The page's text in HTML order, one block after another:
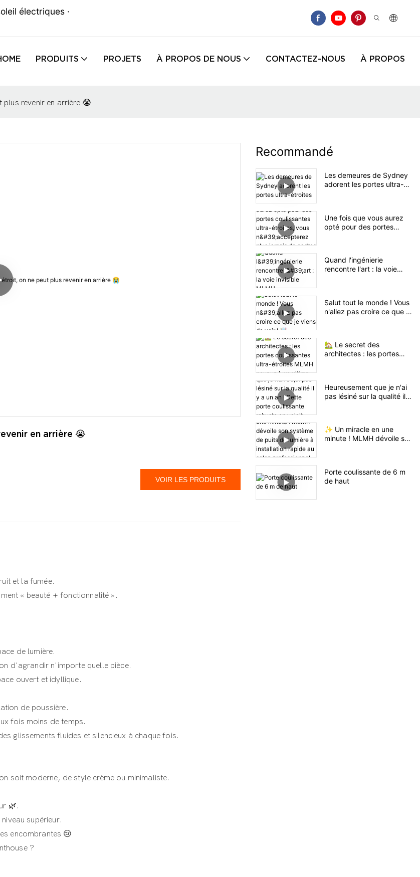
électriques ·
PRODUITS PROJETS À PROPOS DE NOUS CONTACTEZ-NOUS À PROPOS
revenir en arrière 😭
en arrière 😭
VOIR LES PRODUITS
et la fumée.
« beauté + fonctionnalité ».
de lumière.
d'agrandir n'importe quelle pièce.
ouvert et idyllique.
de poussière.
fois moins de temps.
glissements fluides et silencieux à chaque fois.
soit moderne, de style crème ou minimaliste.
🌿.
supérieur.
encombrantes 😢
?
Recommandé
Les demeures de Sydney
adorent les portes ultra-
Une fois que vous aurez
opté pour des portes
Quand l'ingénierie
rencontre l'art : la voie
Salut tout le monde ! Vous
n'allez pas croire ce que je
🏡 Le secret des
architectes : les portes
Heureusement que je n'ai
pas lésiné sur la qualité il y
✨ Un miracle en une
minute ! MLMH dévoile son
professionnel 🏗️
Porte coulissante de 6 m
de haut